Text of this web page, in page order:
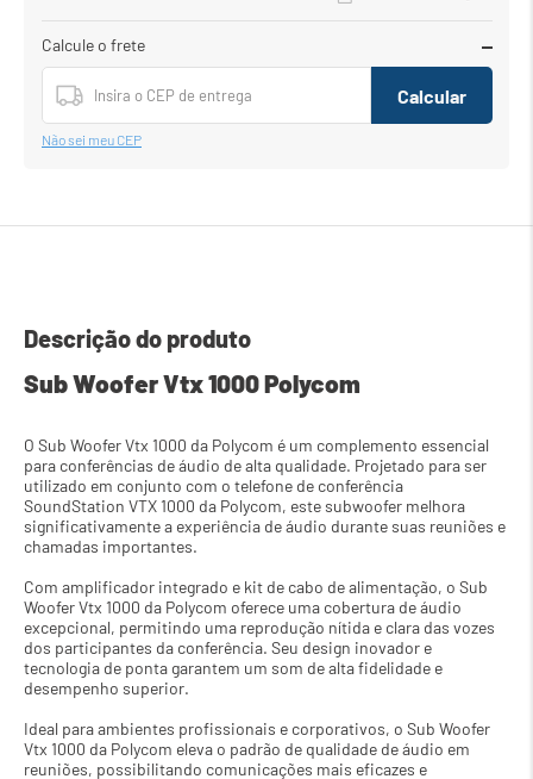
Calcule o frete
Calcular
Não sei meu CEP
Descrição do produto
Sub Woofer Vtx 1000 Polycom
O Sub Woofer Vtx 1000 da Polycom é um complemento essencial
para conferências de áudio de alta qualidade. Projetado para ser
utilizado em conjunto com o telefone de conferência
SoundStation VTX 1000 da Polycom, este subwoofer melhora
significativamente a experiência de áudio durante suas reuniões e
chamadas importantes.
Com amplificador integrado e kit de cabo de alimentação, o Sub
Woofer Vtx 1000 da Polycom oferece uma cobertura de áudio
excepcional, permitindo uma reprodução nítida e clara das vozes
dos participantes da conferência. Seu design inovador e
tecnologia de ponta garantem um som de alta fidelidade e
desempenho superior.
Ideal para ambientes profissionais e corporativos, o Sub Woofer
Vtx 1000 da Polycom eleva o padrão de qualidade de áudio em
reuniões, possibilitando comunicações mais eficazes e